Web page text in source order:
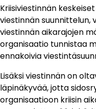
Kriisiviestinnän
viestinnän suunnittelun,
viestinnän aikarajojen
organisaatio tunnistaa
ennakoivia
Lisäksi viestinnän on
läpinäkyvää, jotta
organisaatioon kriisin